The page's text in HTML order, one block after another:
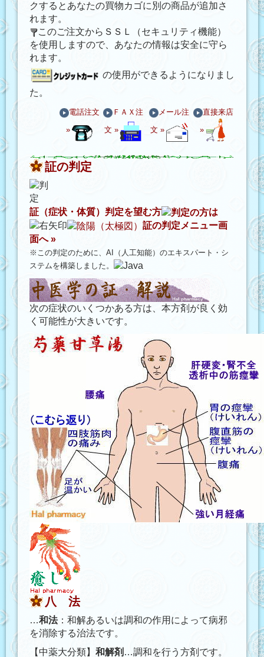
クするとあなたの買物カゴに別の商品が追加さ
れます。
このご注文からＳＳＬ（セキュリティ機能）
を使用しますので、あなたの情報は安全に守ら
れます。
の使用ができるようになりまし
た。
電話注文
»
ＦＡＸ注
文 »
メール注
文 »
直接来店
»
証の判定
証（症状・体質）判定を望む方
は
証の判定メニュー画
面へ »
※この判定のために、AI（人工知能）のエキスパート・シ
ステムを構築しました。
次の症状のいくつかある方は、本方剤が良く効
く可能性が大きいです。
八 法
…和法：和解あるいは調和の作用によって病邪
を消除する治法です。
【中薬大分類】 和解剤 …調和を行う方剤です。